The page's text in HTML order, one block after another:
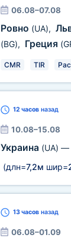
06.08–07.08
Ровно (UA),
(BG), Греция
CMR TIR
12 часовназад
10.08–15.08
Украина (UA) —
(длн=7,2м шир=
13 часовназад
06.08–01.09